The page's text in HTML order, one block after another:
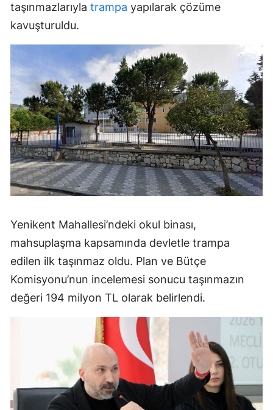
taşınmazlarıyla trampa yapılarak çözüme
kavuşturuldu.
Yenikent Mahallesi’ndeki okul binası,
mahsuplaşma kapsamında devletle trampa
edilen ilk taşınmaz oldu. Plan ve Bütçe
Komisyonu’nun incelemesi sonucu taşınmazın
değeri 194 milyon TL olarak belirlendi.